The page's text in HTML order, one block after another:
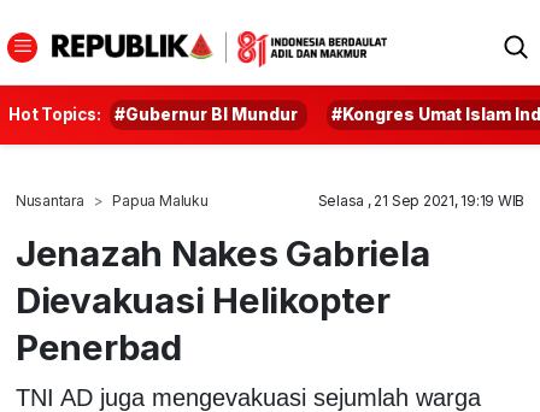
Hot Topics: #Gubernur BI Mundur #Kongres Umat Islam
Nusantara Papua Maluku Selasa , 21 Sep 2021, 19:19 WIB
Jenazah Nakes Gabriela
Dievakuasi Helikopter
Penerbad
TNI AD juga mengevakuasi sejumlah warga